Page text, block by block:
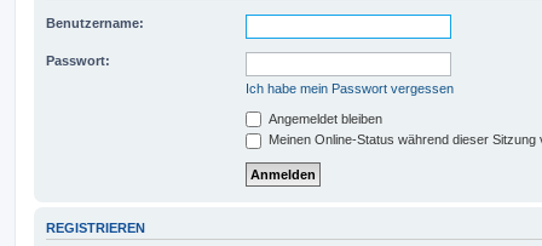
Benutzername:
Passwort:
Ich habe mein Passwort vergessen
Angemeldet bleiben
Meinen Online-Status während dieser Sitzung
REGISTRIEREN